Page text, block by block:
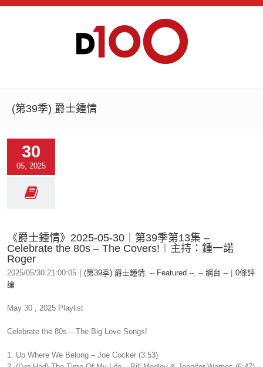
(第39季) 爵士鍾情
30
05, 2025
《爵士鍾情》2025-05-30︱第39季第13集 –
Celebrate the 80s – The Covers!︱主持：鍾一諾
Roger
2025/05/30 21:00:05 (第39季) 爵士鍾情, -- Featured --, -- 網台 --
0條評
論
May 30 , 2025 Playlist
Celebrate the 80s – The Big Love Songs!
1. Up Where We Belong – Joe Cocker (3:53)